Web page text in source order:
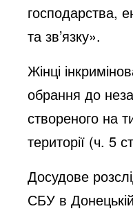
господарства,
та зв’язку».
Жінці
обрання до
створеного на
території (ч. 5
Досудове
СБУ в